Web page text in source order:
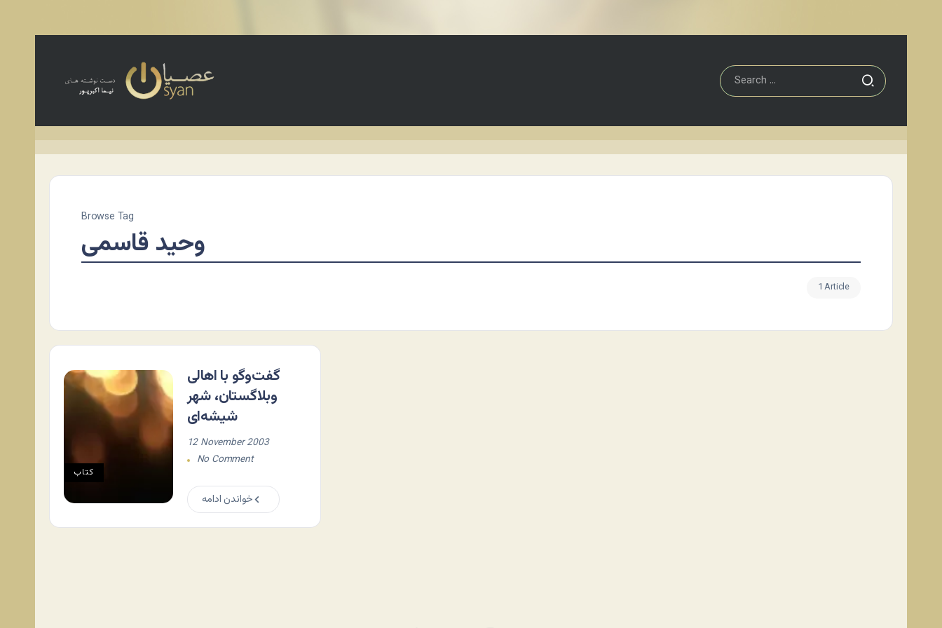
Browse Tag
وحید قاسمی
1 Article
کتاب
گفت‌وگو با اهالی
وبلاگستان، شهر
شیشه‌ای
12 November 2003
No Comment
خواندن ادامه